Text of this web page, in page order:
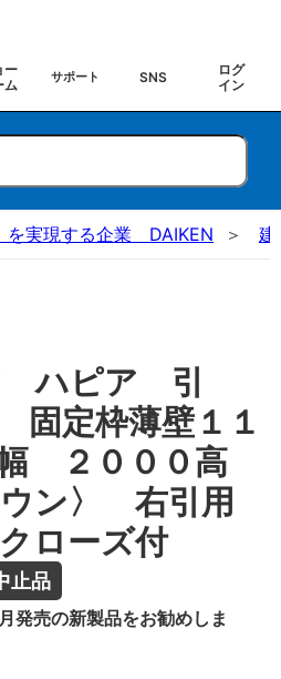
ー
ム
サポート SNS
ログ
イン
を実現する企業 DAIKEN 建
ハピア 引
定枠薄壁１１
２０００高
ウン〉 右引用
ローズ付
止品
発売の新製品をお勧めしま